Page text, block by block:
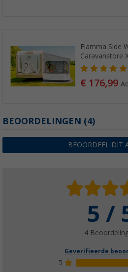
Fiamma Side
Caravanstore
€ 176,99
BEOORDELINGEN (4)
BEOORDEEL DIT
5 /
4
Geverifieerde
5